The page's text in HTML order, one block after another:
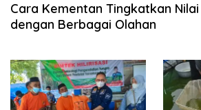
Cara Kementan Tingkatkan
dengan Berbagai Olahan